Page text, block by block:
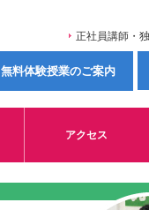
正社員講師・
無料体験授業のご案内
アクセス